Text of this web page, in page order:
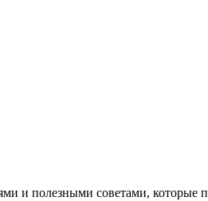
и полезными советами, которые